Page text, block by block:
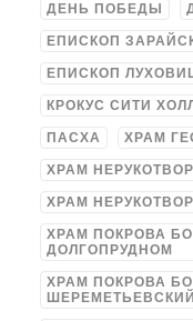
ДЕНЬ ПОБЕДЫ
ЕПИСКОП
ЕПИСКОП
КРОКУС СИТИ ХОЛЛ
ПАСХА ХРАМ
ХРАМ
ХРАМ
ХРАМ ПОКРОВА
ДОЛГОПРУДНОМ
ХРАМ ПОКРОВА
ШЕРЕМЕТЬЕВСКИЙ